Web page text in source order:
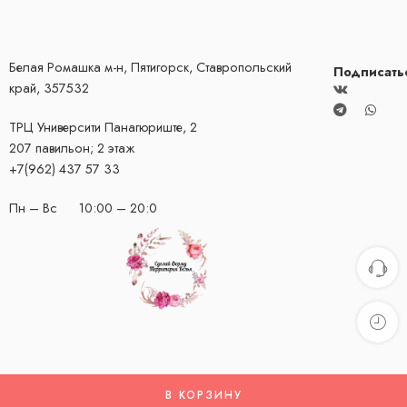
Белая Ромашка м-н, Пятигорск, Ставропольский
край, 357532
ТРЦ Университи ​Панагюриште, 2
207 павильон; 2 этаж
+7(962) 437 57 33
Пн – Вс 10:00 – 20:0
В КОРЗИНУ